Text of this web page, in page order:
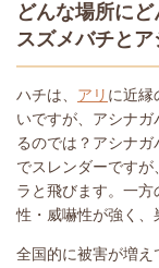
どんな場所に
スズメバチとア
ハチは、 アリ に近縁
いですが、アシナ
るのでは？アシナ
でスレンダーです
ラと飛びます。一
性・威嚇性が強く、
全国的に被害が増え